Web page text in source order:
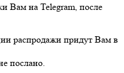
Вам на Telegram, после
распродажи придут Вам в
послано.